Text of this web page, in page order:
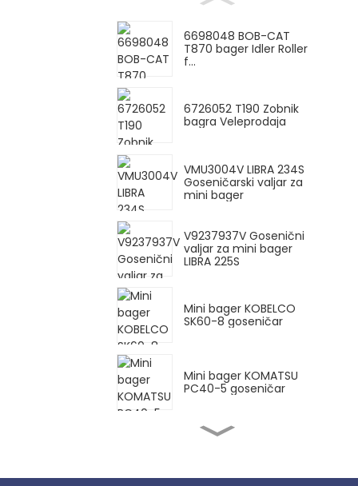
6698048 BOB-CAT
T870 bager Idler Roller
f...
6726052 T190 Zobnik
bagra Veleprodaja
VMU3004V LIBRA 234S
Goseničarski valjar za
mini bager
V9237937V Gosenični
valjar za mini bager
LIBRA 225S
Mini bager KOBELCO
SK60-8 goseničar
Mini bager KOMATSU
PC40-5 goseničar
4719574 Gosenični